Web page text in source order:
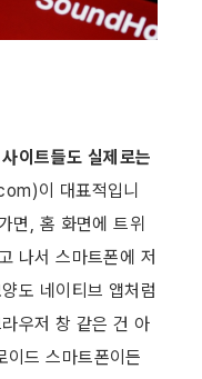
이트들도 실제로는
이 대표적입니
면, 홈 화면에 트위
나서 스마트폰에 저
도 네이티브 앱처럼
우저 창 같은 건 아
이드 스마트폰이든